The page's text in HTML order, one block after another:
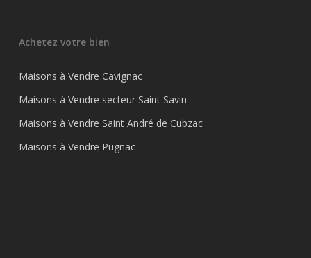
Achetez votre bien
Maisons à Vendre Cavignac
Maisons à Vendre secteur Saint Savin
Maisons à Vendre Saint André de Cubzac
Maisons à Vendre Pugnac